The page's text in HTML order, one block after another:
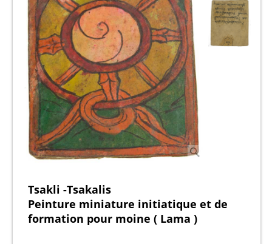
Tsakli -Tsakalis
Peinture miniature initiatique et de
formation pour moine ( Lama )